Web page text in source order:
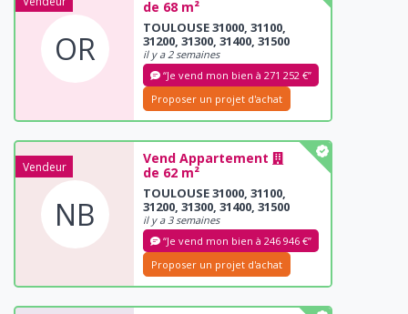
OR
de 68 m²
TOULOUSE 31000, 31100,
31200, 31300, 31400, 31500
il y a 2 semaines
“Je vend mon bien à 271 252 €”
Proposer un projet d'achat
Vendeur
NB
Vend Appartement
de 62 m²
TOULOUSE 31000, 31100,
31200, 31300, 31400, 31500
il y a 3 semaines
“Je vend mon bien à 246 946 €”
Proposer un projet d'achat